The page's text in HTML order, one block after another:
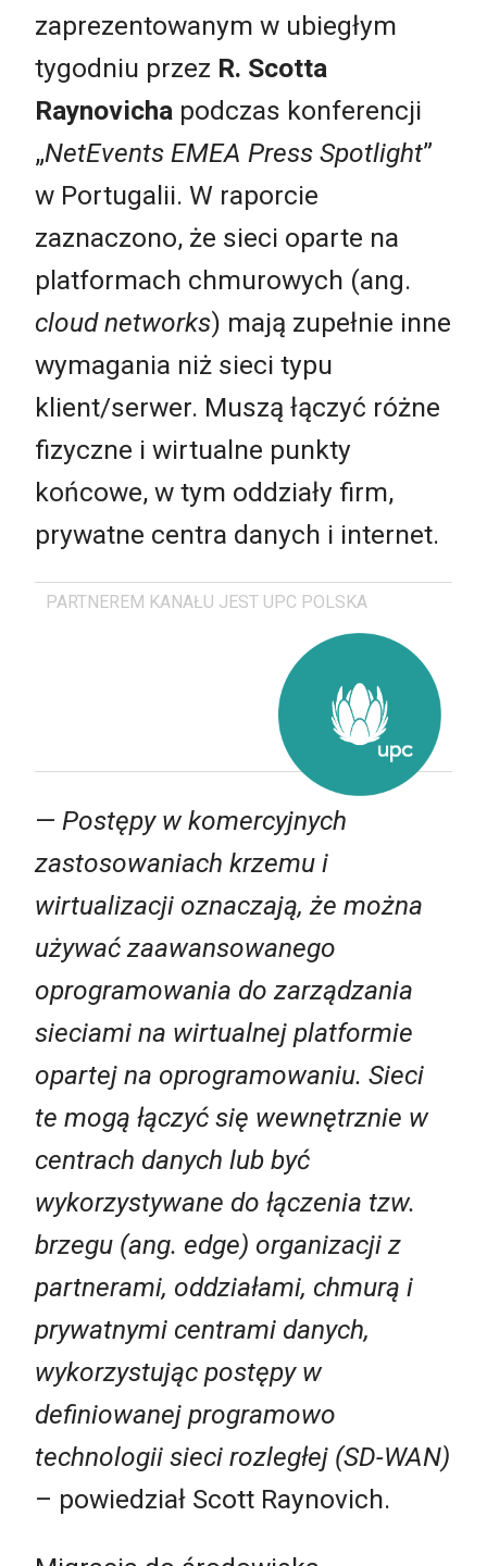
zaprezentowanym w ubiegłym
tygodniu przez R. Scotta
Raynovicha podczas konferencji
„NetEvents EMEA Press Spotlight”
w Portugalii. W raporcie
zaznaczono, że sieci oparte na
platformach chmurowych (ang.
cloud networks) mają zupełnie inne
wymagania niż sieci typu
klient/serwer. Muszą łączyć różne
fizyczne i wirtualne punkty
końcowe, w tym oddziały firm,
prywatne centra danych i internet.
PARTNEREM KANAŁU JEST UPC POLSKA
— Postępy w komercyjnych
zastosowaniach krzemu i
wirtualizacji oznaczają, że można
używać zaawansowanego
oprogramowania do zarządzania
sieciami na wirtualnej platformie
opartej na oprogramowaniu. Sieci
te mogą łączyć się wewnętrznie w
centrach danych lub być
wykorzystywane do łączenia tzw.
brzegu (ang. edge) organizacji z
partnerami, oddziałami, chmurą i
prywatnymi centrami danych,
wykorzystując postępy w
definiowanej programowo
technologii sieci rozległej (SD-WAN)
– powiedział Scott Raynovich.